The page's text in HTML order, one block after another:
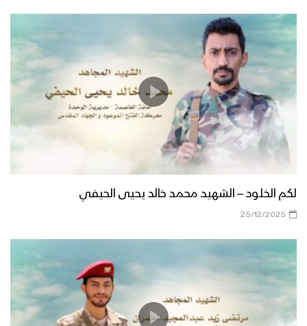
لكم الخلود – الشهيد محمد خالد يحيى الحيفي
25/12/2025